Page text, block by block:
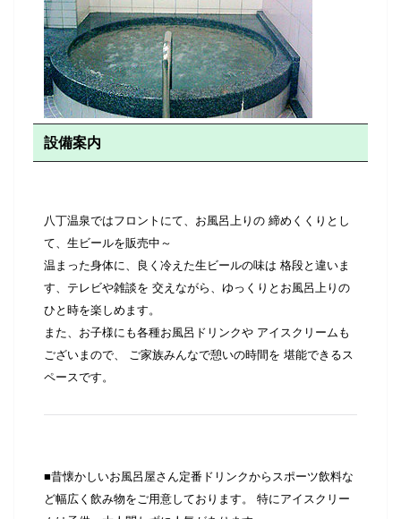
設備案内
八丁温泉ではフロントにて、お風呂上りの 締めくくりとし
て、生ビールを販売中～
温まった身体に、良く冷えた生ビールの味は 格段と違いま
す、テレビや雑談を 交えながら、ゆっくりとお風呂上りの
ひと時を楽しめます。
また、お子様にも各種お風呂ドリンクや アイスクリームも
ございまので、 ご家族みんなで憩いの時間を 堪能できるス
ペースです。
■昔懐かしいお風呂屋さん定番ドリンクからスポーツ飲料な
ど幅広く飲み物をご用意しております。 特にアイスクリー